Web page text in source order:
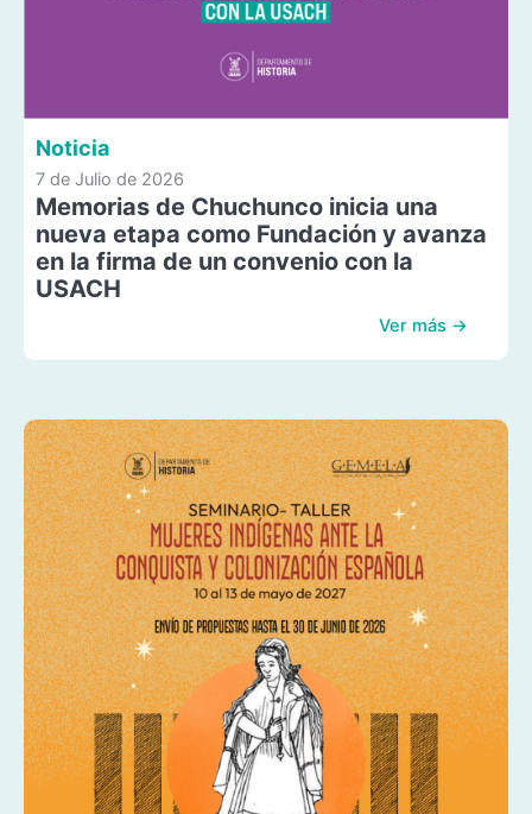
Noticia
7 de Julio de 2026
Memorias de Chuchunco inicia una
nueva etapa como Fundación y avanza
en la firma de un convenio con la
USACH
Ver más →